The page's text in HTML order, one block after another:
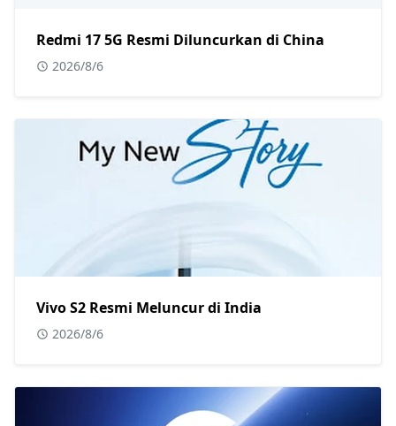
Redmi 17 5G Resmi Diluncurkan di China
2026/8/6
Vivo S2 Resmi Meluncur di India
2026/8/6